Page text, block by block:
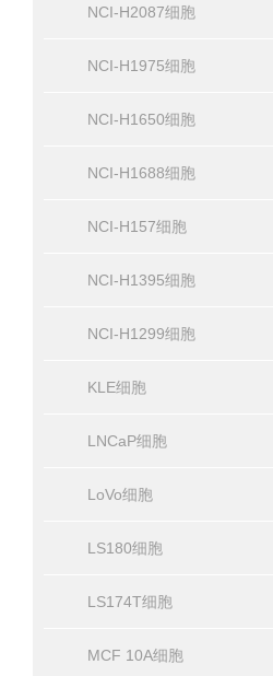
NCI-H2087细胞
NCI-H1975细胞
NCI-H1650细胞
NCI-H1688细胞
NCI-H157细胞
NCI-H1395细胞
NCI-H1299细胞
KLE细胞
LNCaP细胞
LoVo细胞
LS180细胞
LS174T细胞
MCF 10A细胞